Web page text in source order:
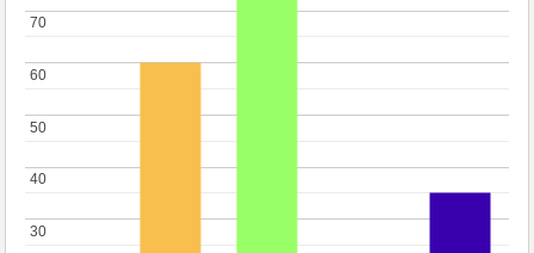
30
30
40
40
50
50
60
60
70
70